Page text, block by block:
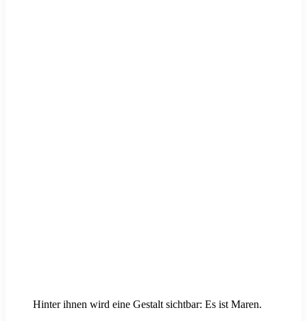
Hinter ihnen wird eine Gestalt sichtbar: Es ist Maren.